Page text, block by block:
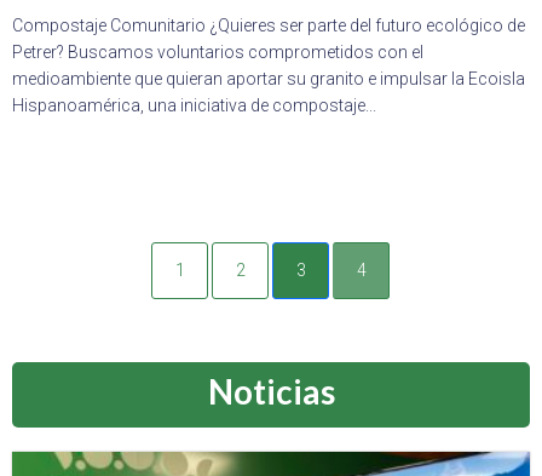
Compostaje Comunitario ¿Quieres ser parte del futuro ecológico de
Petrer? Buscamos voluntarios comprometidos con el
medioambiente que quieran aportar su granito e impulsar la Ecoisla
Hispanoamérica, una iniciativa de compostaje...
1 2 3 4
Noticias